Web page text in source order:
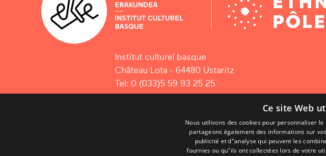
Institut culturel basque
Château Lota - 64480 Ustaritz
Tel: 0 (033)5 59 93 25 25
Ce site Web
Nous utilisons des cookies pour personnaliser
partageons également des informations sur
publicité et d"analyse qui peuvent les
fournies ou qu"ils ont collectées lors de votre